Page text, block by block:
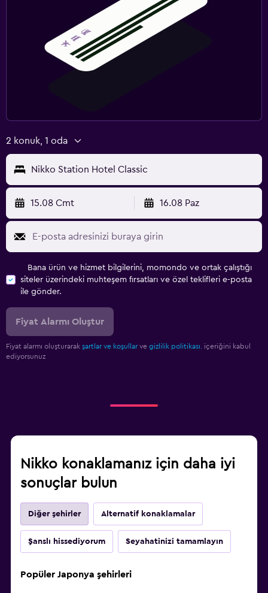
2 konuk, 1 oda
Nikko Station Hotel Classic
15.08 Cmt 16.08 Paz
Bana ürün ve hizmet bilgilerini, momondo ve ortak çalıştığı
siteler üzerindeki muhteşem fırsatları ve özel teklifleri e-posta
ile gönder.
Fiyat Alarmı Oluştur
Fiyat alarmı oluşturarak şartlar ve koşullar ve gizlilik politikası.
içeriğini kabul
ediyorsunuz
Nikko konaklamanız için daha iyi
sonuçlar bulun
Diğer şehirler Alternatif konaklamalar
Şanslı hissediyorum Seyahatinizi tamamlayın
Popüler Japonya şehirleri